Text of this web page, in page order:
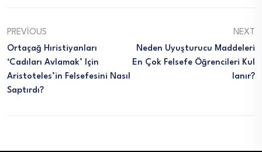
PREVIOUS
Ortaçağ Hıristiyanları
‘cadıları Avlamak’ Için
Aristoteles’in Felsefesini Nasıl
Saptırdı?
NEXT
Neden Uyuşturucu Maddeleri
En Çok Felsefe Öğrencileri Kul
Lanır?